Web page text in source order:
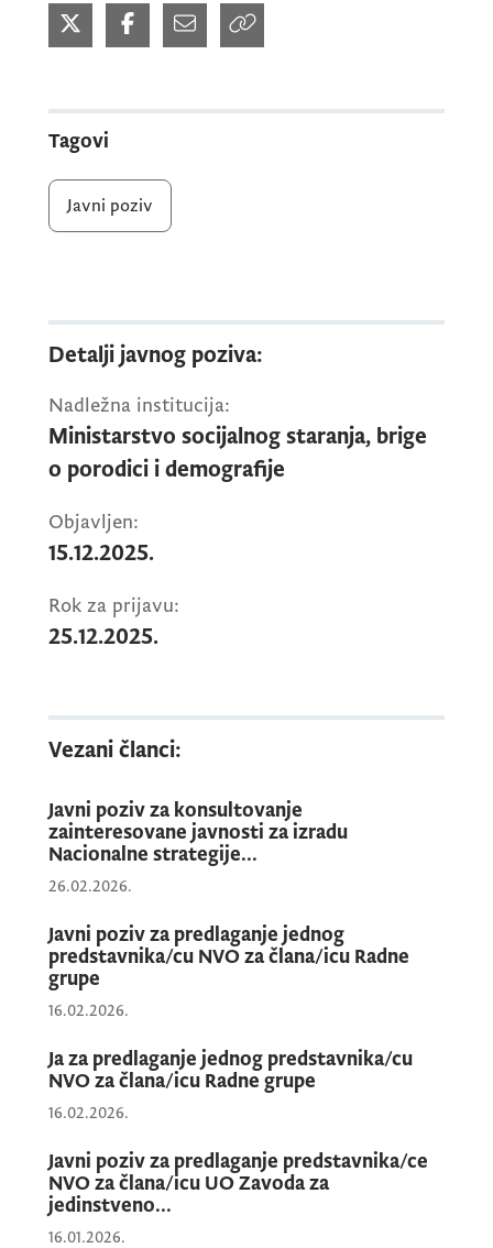
Tagovi
Javni poziv
Detalji javnog poziva:
Nadležna institucija:
Ministarstvo socijalnog staranja, brige
o porodici i demografije
Objavljen:
15.12.2025.
Rok za prijavu:
25.12.2025.
Vezani članci:
Javni poziv za konsultovanje
zainteresovane javnosti za izradu
Nacionalne strategije...
26.02.2026.
Javni poziv za predlaganje jednog
predstavnika/cu NVO za člana/icu Radne
grupe
16.02.2026.
Ja za predlaganje jednog predstavnika/cu
NVO za člana/icu Radne grupe
16.02.2026.
Javni poziv za predlaganje predstavnika/ce
NVO za člana/icu UO Zavoda za
jedinstveno...
16.01.2026.